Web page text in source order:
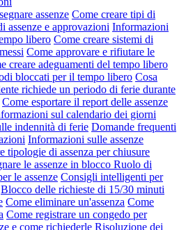
assenze Come creare tipi di
assenze e approvazioni Informazioni
libero Come creare sistemi di
Come approvare e rifiutare le
creare adeguamenti del tempo libero
bloccati per il tempo libero Cosa
richiede un periodo di ferie durante
Come esportare il report delle assenze
sul calendario dei giorni
indennità di ferie Domande frequenti
Informazioni sulle assenze
tipologie di assenza per chiusure
le assenze in blocco Ruolo di
le assenze Consigli intelligenti per
Blocco delle richieste di 15/30 minuti
Come eliminare un'assenza Come
Come registrare un congedo per
e come richiederle Risoluzione dei